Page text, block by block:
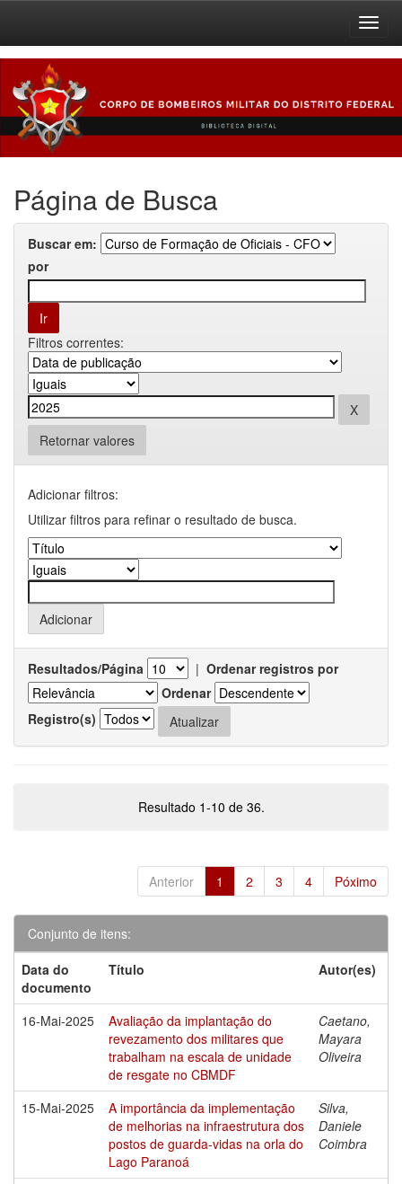
navigation
Página de Busca
Buscar em:
por
Filtros correntes:
Retornar valores
Adicionar filtros:
Utilizar filtros para refinar o resultado de busca.
Resultados/Página | Ordenar registros por
Ordenar
Registro(s)
Resultado 1-10 de 36.
Anterior 1 2 3 4 Póximo
Conjunto de itens:
Data do
documento
Título Autor(es)
16-Mai-2025
Avaliação da implantação do
revezamento dos militares que
trabalham na escala de unidade
de resgate no CBMDF
Caetano,
Mayara
Oliveira
15-Mai-2025
A importância da implementação
de melhorias na infraestrutura dos
postos de guarda-vidas na orla do
Lago Paranoá
Silva,
Daniele
Coimbra